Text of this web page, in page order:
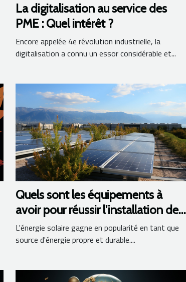
La digitalisation au service des
PME : Quel intérêt ?
Encore appelée 4e révolution industrielle, la
digitalisation a connu un essor considérable et...
Quels sont les équipements à
avoir pour réussir l'installation des
panneaux photovoltaïques ?
L'énergie solaire gagne en popularité en tant que
source d'énergie propre et durable....